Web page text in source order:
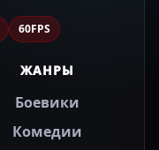
60FPS
ЖАНРЫ
Боевики
Комедии